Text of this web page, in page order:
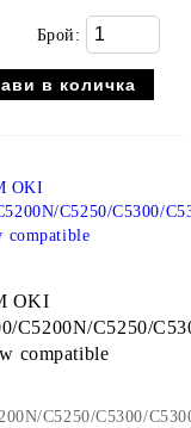
Брой:
OKI
C5200N/C5250/
compatible
C5250/C5300/